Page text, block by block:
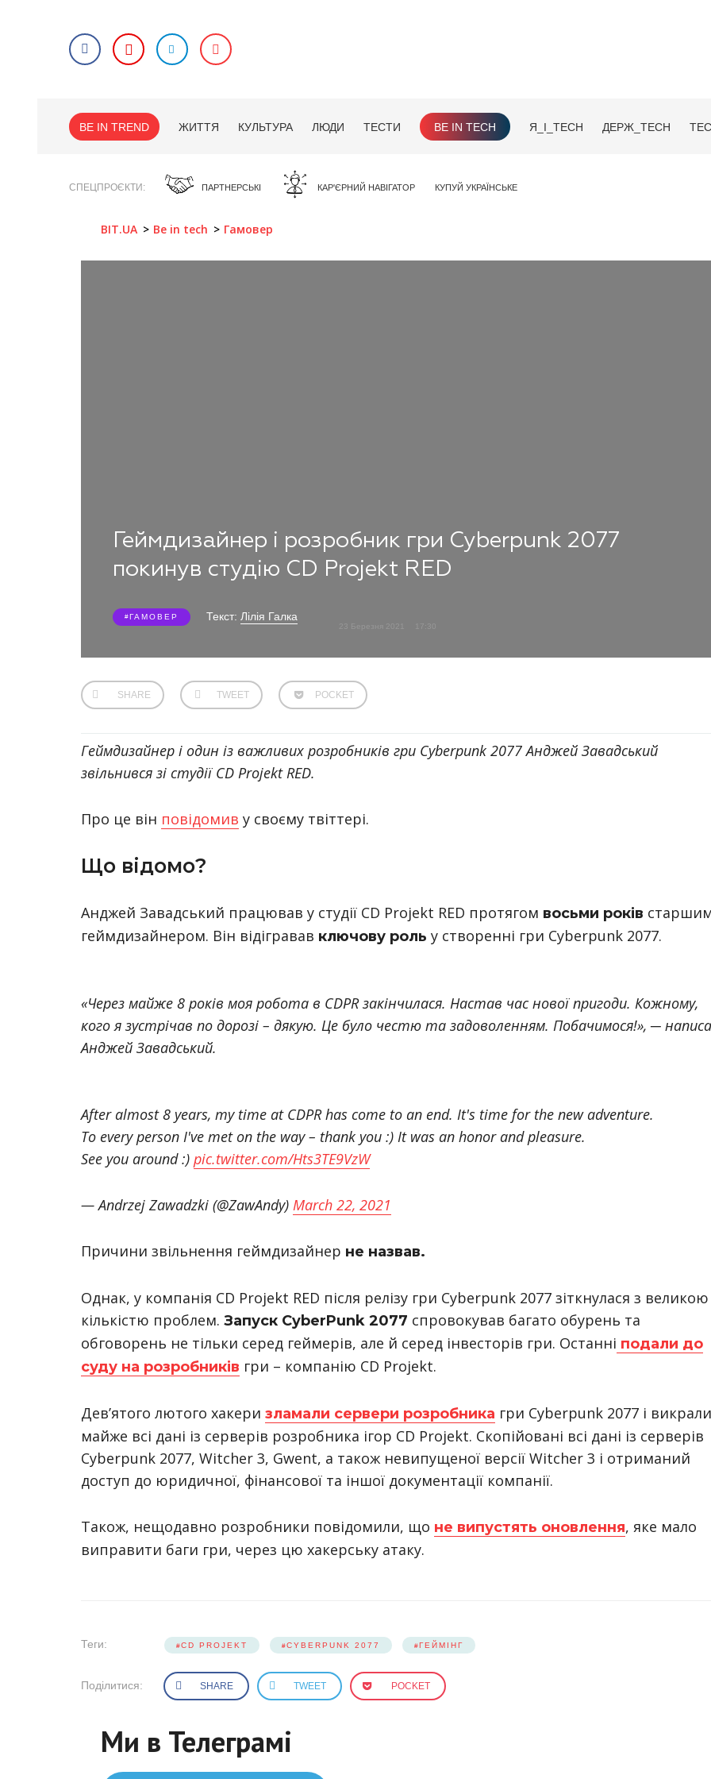
BE IN TREND ЖИТТЯ КУЛЬТУРА ЛЮДИ ТЕСТИ BE IN TECH Я_І_TECH ДЕРЖ_TECH
СПЕЦПРОЄКТИ ПАРТНЕРСЬКІ КАР'ЄРНИЙ НАВІГАТОР КУПУЙ УКРАЇНСЬКЕ
BIT.UA Be in tech Гамовер
Геймдизайнер і розробник гри Cyberpunk 2077
покинув студію CD Projekt RED
ГАМОВЕР Текст: Лілія Галка
23 Березня 2021 17:30
SHARE TWEET POCKET
Геймдизайнер і один із важливих розробників гри Cyberpunk 2077 Анджей Завадський
звільнився зі студії CD Projekt RED.
Про це він повідомив у своєму твіттері.
Що відомо?
Анджей Завадський працював у студії CD Projekt RED протягом восьми років
геймдизайнером. Він відігравав ключову роль у створенні гри Cyberpunk 2077.
«Через майже 8 років моя робота в CDPR закінчилася. Настав час нової пригоди. Кожному,
кого я зустрічав по дорозі – дякую. Це було честю та задоволенням. Побачимося!», ─
Анджей Завадський.
After almost 8 years, my time at CDPR has come to an end. It's time for the new adventure.
To every person I've met on the way – thank you :) It was an honor and pleasure.
See you around :) pic.twitter.com/Hts3TE9VzW
— Andrzej Zawadzki (@ZawAndy) March 22, 2021
Причини звільнення геймдизайнер не назвав.
Однак, у компанія CD Projekt RED після релізу гри Cyberpunk 2077 зіткнулася з великою
кількістю проблем. Запуск CyberPunk 2077 спровокував багато обурень та
обговорень не тільки серед геймерів, але й серед інвесторів гри. Останні подали до
суду на розробників гри – компанію CD Projekt.
Дев’ятого лютого хакери зламали сервери розробника гри Cyberpunk 2077 і викрали
майже всі дані із серверів розробника ігор CD Projekt. Скопійовані всі дані із серверів
Cyberpunk 2077, Witcher 3, Gwent, а також невипущеної версії Witcher 3 і отриманий
доступ до юридичної, фінансової та іншої документації компанії.
Також, нещодавно розробники повідомили, що не випустять оновлення, яке мало
виправити баги гри, через цю хакерську атаку.
Теги: CD PROJEKT CYBERPUNK 2077 ГЕЙМІНГ
Поділитися: SHARE TWEET POCKET
Ми в Телеграмі